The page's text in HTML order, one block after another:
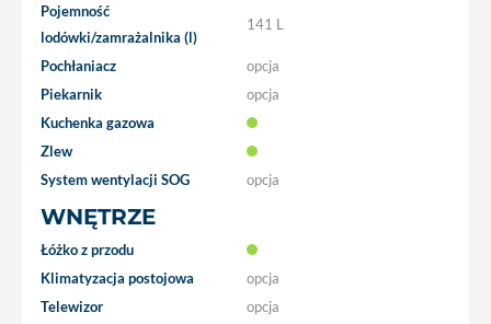
Pojemność
lodówki/zamrażalnika (l)
141 L
Pochłaniacz
opcja
Piekarnik
opcja
Kuchenka gazowa
Zlew
System wentylacji SOG
opcja
WNĘTRZE
Łóżko z przodu
Klimatyzacja postojowa
opcja
Telewizor
opcja